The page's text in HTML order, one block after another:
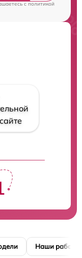
cполитикой
Наши работы